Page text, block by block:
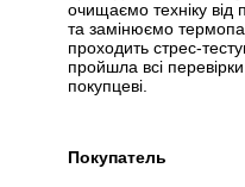
очищаємо техніку від
та замінюємо
проходить стрес-
пройшла всі
покупцеві.
Покупатель